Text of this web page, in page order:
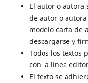
El autor o autora
de autor o
modelo carta de
descargarse y
Todos los textos
con la línea
El texto se